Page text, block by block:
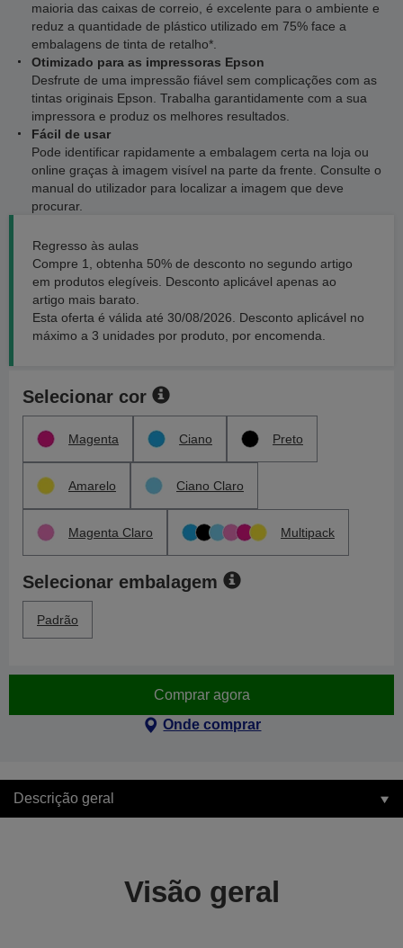
maioria das caixas de correio, é excelente para o ambiente e
reduz a quantidade de plástico utilizado em 75% face a
embalagens de tinta de retalho*.
Otimizado para as impressoras Epson
Desfrute de uma impressão fiável sem complicações com as
tintas originais Epson. Trabalha garantidamente com a sua
impressora e produz os melhores resultados.
Fácil de usar
Pode identificar rapidamente a embalagem certa na loja ou
online graças à imagem visível na parte da frente. Consulte o
manual do utilizador para localizar a imagem que deve
procurar.
Regresso às aulas
Compre 1, obtenha 50% de desconto no segundo artigo
em produtos elegíveis. Desconto aplicável apenas ao
artigo mais barato.
Esta oferta é válida até 30/08/2026. Desconto aplicável no
máximo a 3 unidades por produto, por encomenda.
Selecionar cor
Magenta Ciano Preto
Amarelo Ciano Claro
Magenta Claro Multipack
Selecionar embalagem
Padrão
Comprar agora
Onde comprar
Descrição geral
Visão geral